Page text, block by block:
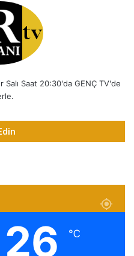
Saat 20:30'da GENÇ TV'de
26 ℃